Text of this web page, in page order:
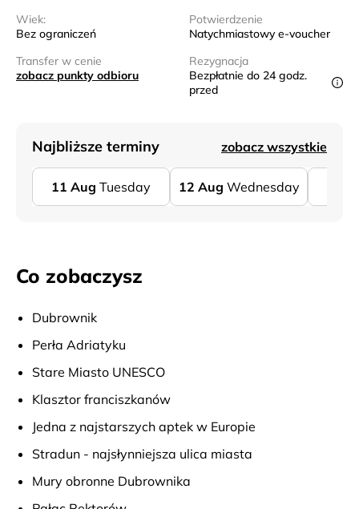
Wiek:
Bez ograniczeń
Potwierdzenie
Natychmiastowy e-voucher
Transfer w cenie
zobacz punkty odbioru
Rezygnacja
Bezpłatnie do 24 godz.
przed
Najbliższe terminy zobacz wszystkie
11 Aug Tuesday 12 Aug Wednesday
Co zobaczysz
Dubrownik
Perła Adriatyku
Stare Miasto UNESCO
Klasztor franciszkanów
Jedna z najstarszych aptek w Europie
Stradun - najsłynniejsza ulica miasta
Mury obronne Dubrownika